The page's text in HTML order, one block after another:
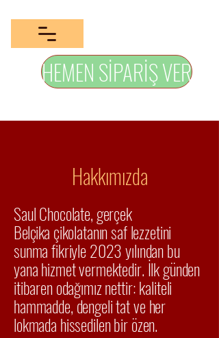
HEMEN SİPARİŞ VER
Hakkımızda
Saul Chocolate, gerçek
Belçikaçikolatanın saf lezzetini
sunma fikriyle 2023 yılından bu
yana hizmet vermektedir. İlk günden
itibaren odağımız nettir: kaliteli
hammadde, dengeli tat ve her
lokmada hissedilen bir özen.